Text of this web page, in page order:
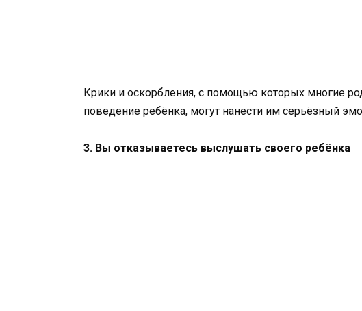
Крики и оскорбления, с помощью которых многие
поведение ребёнка, могут нанести им серьёзный
3. Вы отказываетесь выслушать своего ребёнка